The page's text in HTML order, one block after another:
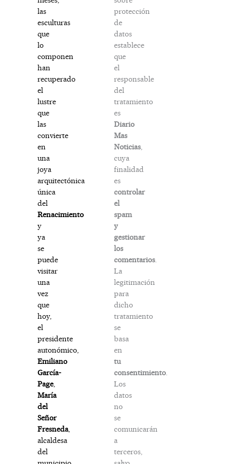
las
esculturas
que
lo
componen
han
recuperado
el
lustre
que
las
convierte
en
una
joya
arquitectónica
única
del
Renacimiento
y
ya
se
puede
visitar
una
vez
que
hoy,
el
presidente
autonómico,
Emiliano
García-
Page,
María
del
Señor
Fresneda,
alcaldesa
del
protección
de
datos
establece
que
el
responsable
del
tratamiento
es
Diario
Mas
Noticias,
cuya
finalidad
es
controlar
el
spam
y
gestionar
los
comentarios.
La
legitimación
para
dicho
tratamiento
se
basa
en
tu
consentimiento.
Los
datos
no
se
comunicarán
a
terceros,